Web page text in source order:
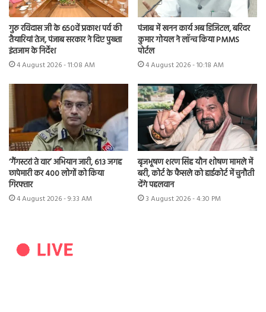
गुरु रविदास जी के 650वें प्रकाश पर्व की
तैयारियां तेज, पंजाब सरकार ने दिए पुख्ता
इंतजाम के निर्देश
4 August 2026 - 11:08 AM
पंजाब में खनन कार्य अब डिजिटल, बरिंदर
कुमार गोयल ने लॉन्च किया PMMS
पोर्टल
4 August 2026 - 10:18 AM
‘गैंगस्टरां ते वार’ अभियान जारी, 613 जगह
छापेमारी कर 400 लोगों को किया
गिरफ्तार
4 August 2026 - 9:33 AM
बृजभूषण शरण सिंह यौन शोषण मामले में
बरी, कोर्ट के फैसले को हाईकोर्ट में चुनौती
देंगे पहलवान
3 August 2026 - 4:30 PM